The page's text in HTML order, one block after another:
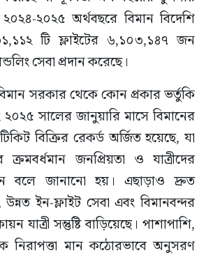
২০২৫ অর্থবছরে বিমান বিদেশি
টি ফ্লাইটের ৬,১০৩,১৪৭ জন
সেবা প্রদান করেছে।
সরকার থেকে কোন প্রকার ভর্তুকি
সালের জানুয়ারি মাসে বিমানের
বিক্রির রেকর্ড অর্জিত হয়েছে, যা
ক্রমবর্ধমান জনপ্রিয়তা ও যাত্রীদের
বলে জানানো হয়। এছাড়াও দ্রুত
ইন-ফ্লাইট সেবা এবং বিমানবন্দর
যাত্রী সন্তুষ্টি বাড়িয়েছে। পাশাপাশি,
নিরাপত্তা মান কঠোরভাবে অনুসরণ